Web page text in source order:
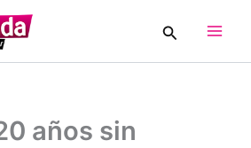
Buscar
años sin